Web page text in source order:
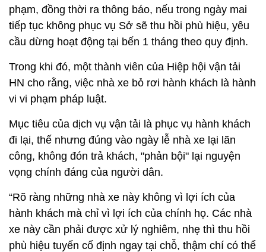
phạm, đồng thời ra thông báo, nếu trong ngày mai
tiếp tục không phục vụ Sở sẽ thu hồi phù hiệu, yêu
cầu dừng hoạt động tại bến 1 tháng theo quy định.
Trong khi đó, một thành viên của Hiệp hội vận tải
HN cho rằng, việc nhà xe bỏ rơi hành khách là hành
vi vi phạm pháp luật.
Mục tiêu của dịch vụ vận tải là phục vụ hành khách
đi lại, thế nhưng đúng vào ngày lễ nhà xe lại lãn
công, không đón trả khách, "phản bội" lại nguyện
vọng chính đáng của người dân.
“Rõ ràng những nhà xe này không vì lợi ích của
hành khách mà chỉ vì lợi ích của chính họ. Các nhà
xe này cần phải được xử lý nghiêm, nhẹ thì thu hồi
phù hiệu tuyến cố định ngay tại chỗ, thậm chí có thể